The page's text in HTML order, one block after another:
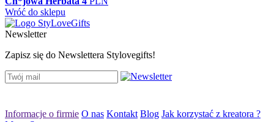
Wróć do sklepu
Newsletter
Zapisz się do Newslettera Stylovegifts!
Informacje o firmie O nas Kontakt Blog Jak korzystać z kreatora ?